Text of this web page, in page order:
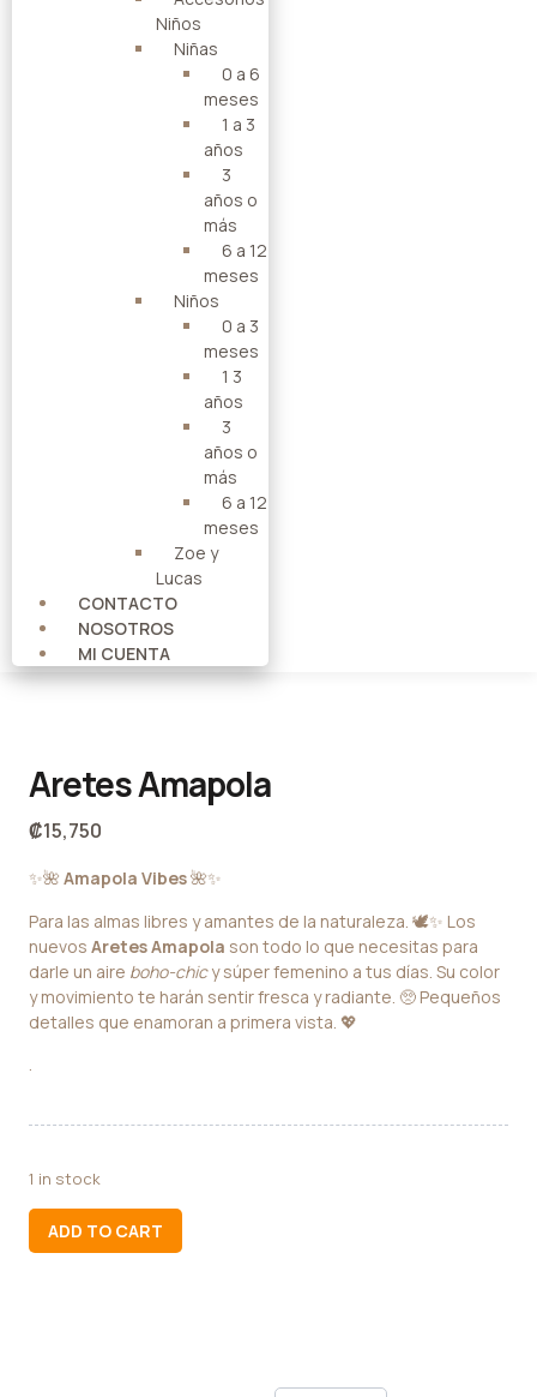
Niños
Niñas
0 a 6
meses
1 a 3
años
3
años o
más
6 a 12
meses
Niños
0 a 3
meses
1 3
años
3
años o
más
6 a 12
meses
Zoe y
Lucas
CONTACTO
NOSOTROS
MI CUENTA
Aretes Amapola
₡15,750
✨🌺 Amapola Vibes🌺✨
Para las almas libres y amantes de la naturaleza. 🕊️✨ Los
nuevos Aretes Amapola son todo lo que necesitas para
darle un aire boho-chicy súper femenino a tus días. Su color
y movimiento te harán sentir fresca y radiante. 🥺 Pequeños
detalles que enamoran a primera vista. 💖
.
1 in stock
ADD TO CART